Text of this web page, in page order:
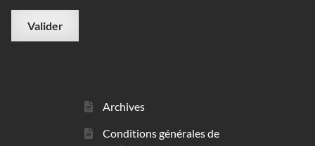
Archives
Conditions générales de